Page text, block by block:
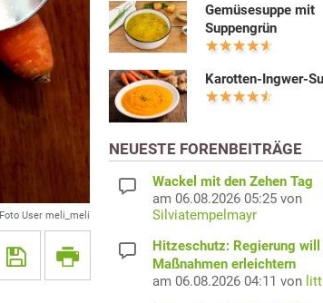
Foto User meli_meli
Gemüsesuppe mit
Suppengrün
Karotten-Ingwer-
NEUESTE FORENBEITRÄGE
Wackel mit den Zehen Tag
am 06.08.2026 05:25 von
Silviatempelmayr
Hitzeschutz: Regierung will
Maßnahmen erleichtern
am 06.08.2026 04:11 von